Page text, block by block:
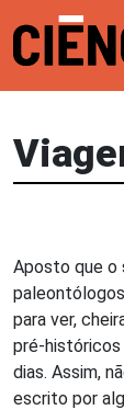
Aposto que o
para ver,
pré-históricos
dias. Assim,
escrito por